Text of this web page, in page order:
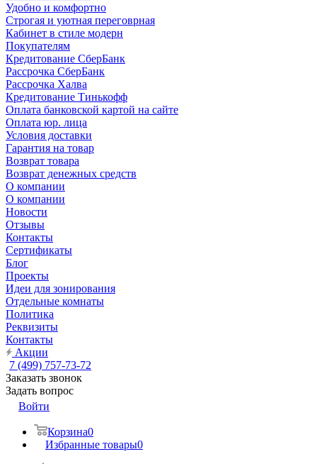
Удобно и комфортно
Строгая и уютная переговрная
Кабинет в стиле модерн
Покупателям
Кредитование СберБанк
Рассрочка СберБанк
Рассрочка Халва
Кредитование Тинькофф
Оплата банковской картой на сайте
Оплата юр. лица
Условия доставки
Гарантия на товар
Возврат товара
Возврат денежных средств
О компании
О компании
Новости
Отзывы
Контакты
Сертификаты
Блог
Проекты
Идеи для зонирования
Отдельные комнаты
Политика
Реквизиты
Контакты
Акции
7 (499) 757-73-72
Заказать звонок
Задать вопрос
Войти
Корзина0
Избранные товары0